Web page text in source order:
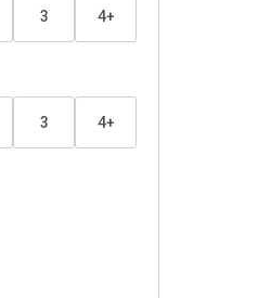
3 4+
3 4+